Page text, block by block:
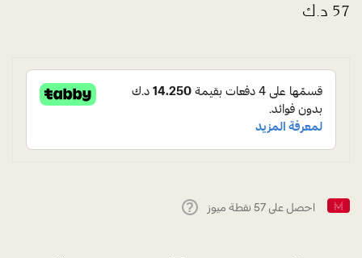
احصل على 57 نقطة ميوز